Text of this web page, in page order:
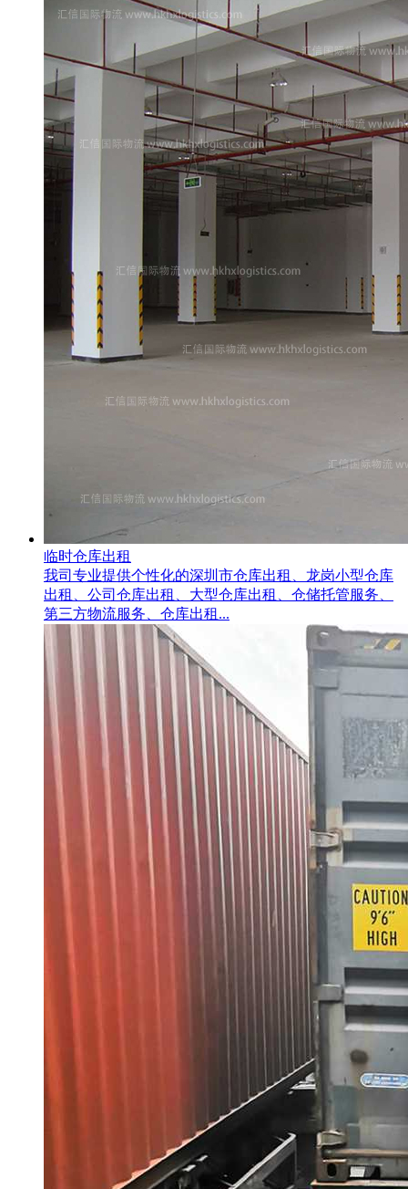
临时仓库出租
我司专业提供个性化的深圳市仓库出租、龙岗小型仓库
出租、公司仓库出租、大型仓库出租、仓储托管服务、
第三方物流服务、仓库出租...